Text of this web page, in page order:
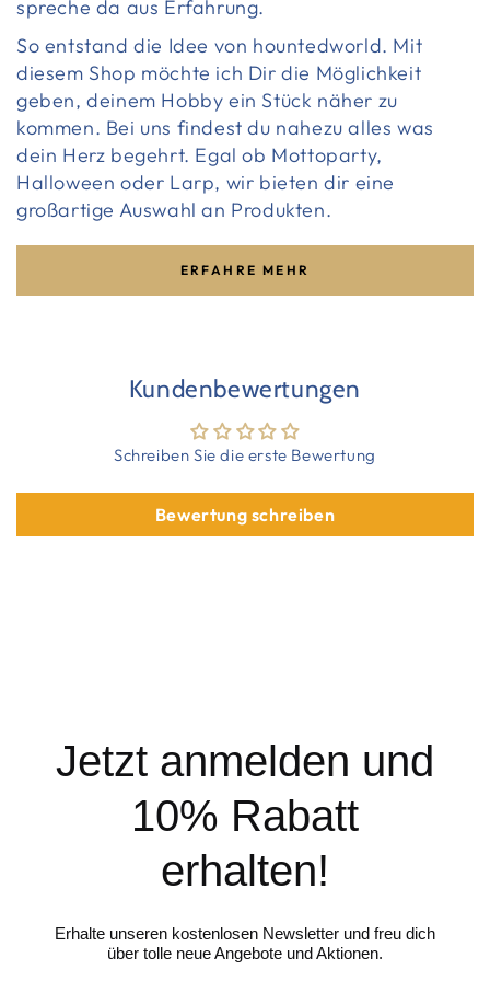
spreche da aus Erfahrung.
So entstand die Idee von hountedworld. Mit
diesem Shop möchte ich Dir die Möglichkeit
geben, deinem Hobby ein Stück näher zu
kommen. Bei uns findest du nahezu alles was
dein Herz begehrt. Egal ob Mottoparty,
Halloween oder Larp, wir bieten dir eine
großartige Auswahl an Produkten.
ERFAHRE MEHR
Kundenbewertungen
Schreiben Sie die erste Bewertung
Bewertung schreiben
Jetzt anmelden und
10% Rabatt
erhalten!
Erhalte unseren kostenlosen Newsletter und freu dich
über tolle neue Angebote und Aktionen.